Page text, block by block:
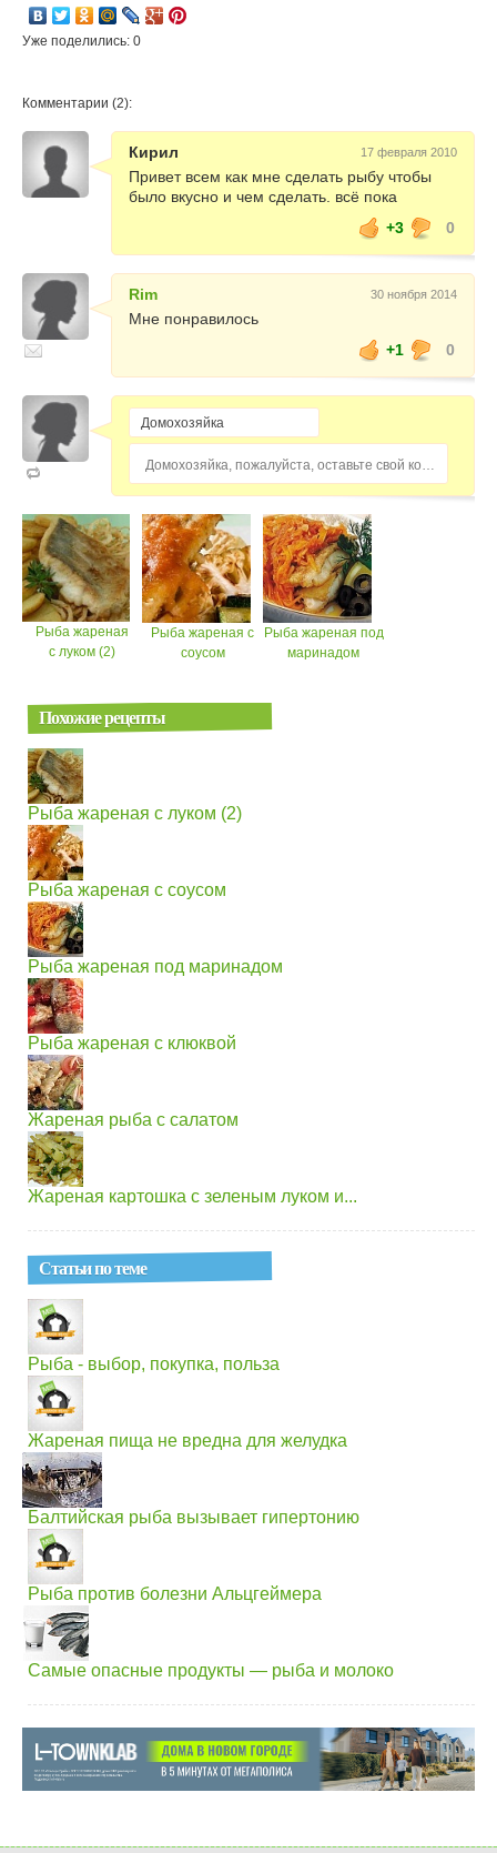
Уже поделились: 0
Комментарии (2):
Кирил 17 февраля 2010
Привет всем как мне сделать рыбу чтобы
было вкусно и чем сделать. всё пока
+3
0
Rim 30 ноября 2014
Мне понравилось
+1
0
Домохозяйка, пожалуйста, оставьте свой комментарий...
Рыба жареная
с луком (2)
Рыба жареная с
соусом
Рыба жареная под
маринадом
Похожие рецепты
Рыба жареная с луком (2)
Рыба жареная с соусом
Рыба жареная под маринадом
Рыба жареная с клюквой
Жареная рыба с салатом
Жареная картошка с зеленым луком и...
Статьи по теме
Рыба - выбор, покупка, польза
Жареная пища не вредна для желудка
Балтийская рыба вызывает гипертонию
Рыба против болезни Альцгеймера
Самые опасные продукты — рыба и молоко